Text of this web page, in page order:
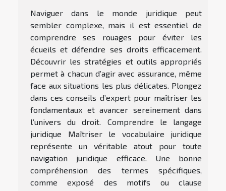
Naviguer dans le monde juridique peut
sembler complexe, mais il est essentiel de
comprendre ses rouages pour éviter les
écueils et défendre ses droits efficacement.
Découvrir les stratégies et outils appropriés
permet à chacun d’agir avec assurance, même
face aux situations les plus délicates. Plongez
dans ces conseils d’expert pour maîtriser les
fondamentaux et avancer sereinement dans
l’univers du droit. Comprendre le langage
juridique Maîtriser le vocabulaire juridique
représente un véritable atout pour toute
navigation juridique efficace. Une bonne
compréhension des termes spécifiques,
comme exposé des motifs ou clause